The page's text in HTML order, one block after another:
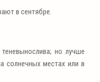
в сентябре.
теневынослива; но лучше
солнечных местах или в